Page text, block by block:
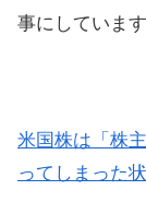
事にしていま
米国株は「株
ってしまった